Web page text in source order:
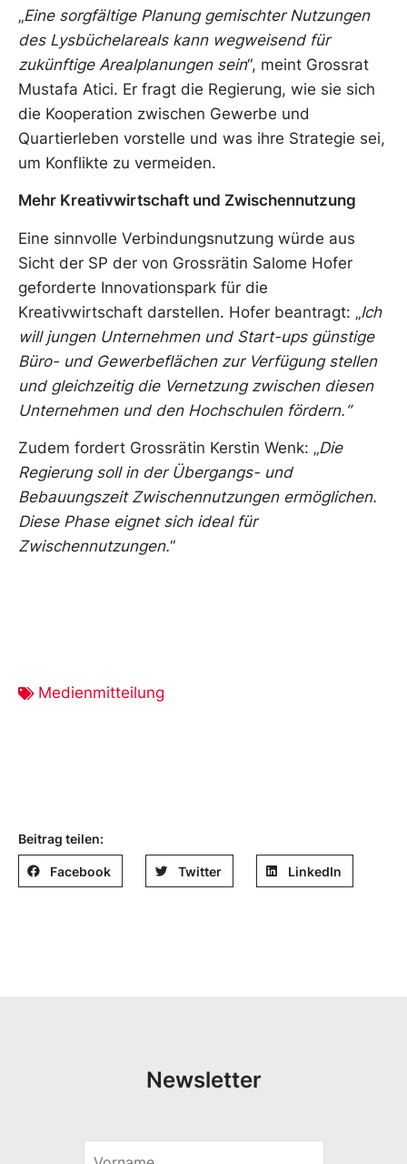
„Eine sorgfältige Planung gemischter Nutzungen
des Lysbüchelareals kann wegweisend für
zukünftige Arealplanungen sein“, meint Grossrat
Mustafa Atici. Er fragt die Regierung, wie sie sich
die Kooperation zwischen Gewerbe und
Quartierleben vorstelle und was ihre Strategie sei,
um Konflikte zu vermeiden.
Mehr Kreativwirtschaft und Zwischennutzung
Eine sinnvolle Verbindungsnutzung würde aus
Sicht der SP der von Grossrätin Salome Hofer
geforderte Innovationspark für die
Kreativwirtschaft darstellen. Hofer beantragt: „Ich
will jungen Unternehmen und Start-ups günstige
Büro- und Gewerbeflächen zur Verfügung stellen
und gleichzeitig die Vernetzung zwischen diesen
Unternehmen und den Hochschulen fördern.“
Zudem fordert Grossrätin Kerstin Wenk: „Die
Regierung soll in der Übergangs- und
Bebauungszeit Zwischennutzungen ermöglichen.
Diese Phase eignet sich ideal für
Zwischennutzungen.“
Medienmitteilung
Beitrag teilen:
Facebook Twitter LinkedIn
Newsletter